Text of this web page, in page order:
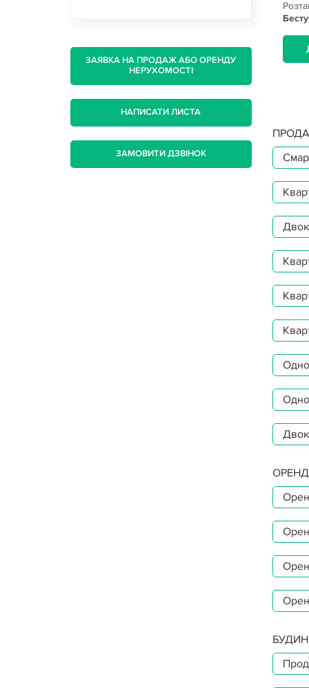
ЗАЯВКА НА ПРОДАЖ АБО ОРЕНДУ
НЕРУХОМОСТІ
НАПИСАТИ ЛИСТА
ЗАМОВИТИ ДЗВІНОК
ДЕТАЛЬНІШЕ...